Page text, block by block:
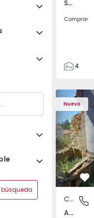
Santa Clara e Castelo Viegas, Coimbra
Comprar
4
150
165
88
1
Nuevo
Casa T2 com
Casa
Abrunhosa do Mato, Mangualde